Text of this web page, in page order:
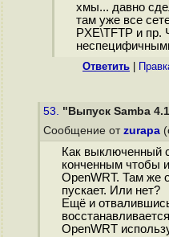
хмы... давно
там уже все
PXE\TFTP и пр.
Ответить
53. "Выпуск Samba
Сообщение от zurapa
Как выключенный
конченным чтобы
OpenWRT. Там же
пускает. Или нет?
Ещё и
OpenWRT